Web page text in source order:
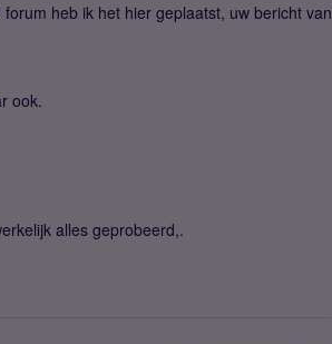
heb ik het hier geplaatst, uw bericht van
ook.
alles geprobeerd,.